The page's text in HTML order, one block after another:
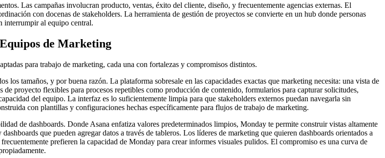
Las campañas involucran producto, ventas, éxito del cliente, diseño, y frecuentemente agencias externas. El
con docenas de stakeholders. La herramienta de gestión de proyectos se convierte en un hub donde personas
interrumpir al equipo central.
de Marketing
para trabajo de marketing, cada una con fortalezas y compromisos distintos.
los tamaños, y por buena razón. La plataforma sobresale en las capacidades exactas que marketing necesita: una vista de
proyecto flexibles para procesos repetibles como producción de contenido, formularios para capturar solicitudes,
del equipo. La interfaz es lo suficientemente limpia para que stakeholders externos puedan navegarla sin
con plantillas y configuraciones hechas específicamente para flujos de trabajo de marketing.
de dashboards. Donde Asana enfatiza valores predeterminados limpios, Monday te permite construir vistas altamente
que pueden agregar datos a través de tableros. Los líderes de marketing que quieren dashboards orientados a
prefieren la capacidad de Monday para crear informes visuales pulidos. El compromiso es una curva de